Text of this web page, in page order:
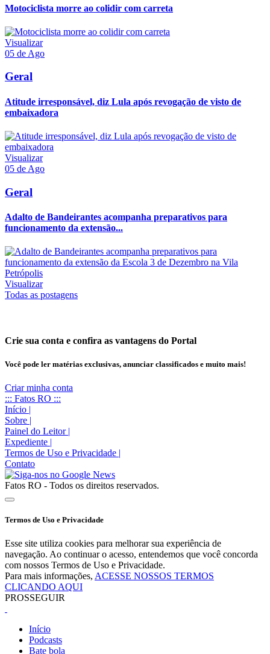
Motociclista morre ao colidir com carreta
Visualizar
05 de Ago
Geral
Atitude irresponsável, diz Lula após revogação de visto de
embaixadora
Visualizar
05 de Ago
Geral
Adalto de Bandeirantes acompanha preparativos para
funcionamento da extensão...
Visualizar
Todas as postagens
Crie sua conta e confira as vantagens do Portal
Você pode ler matérias exclusivas, anunciar classificados e muito mais!
Criar minha conta
::: Fatos RO :::
Início |
Sobre |
Painel do Leitor |
Expediente |
Termos de Uso e Privacidade |
Contato
Fatos RO - Todos os direitos reservados.
Termos de Uso e Privacidade
Esse site utiliza cookies para melhorar sua experiência de
navegação. Ao continuar o acesso, entendemos que você concorda
com nossos Termos de Uso e Privacidade.
Para mais informações, ACESSE NOSSOS TERMOS
CLICANDO AQUI
PROSSEGUIR
Início
Podcasts
Bate bola